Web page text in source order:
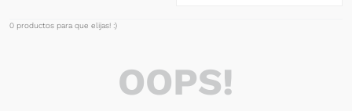
0 productos
OOPS!